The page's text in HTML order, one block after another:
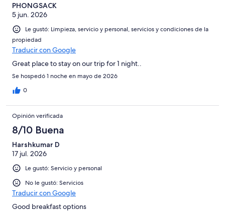
PHONGSACK
5 jun. 2026
Le gustó: Limpieza, servicio y personal, servicios y condiciones de la
propiedad
Traducir con Google
Great place to stay on our trip for 1 night..
Se hospedó 1 noche en mayo de 2026
0
Opinión verificada
8/10 Buena
Harshkumar D
17 jul. 2026
Le gustó: Servicio y personal
No le gustó: Servicios
Traducir con Google
Good breakfast options